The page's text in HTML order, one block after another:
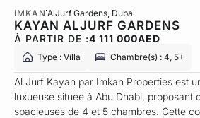
IMKAN AlJurf Gardens , Dubai
KAYAN ALJURF GARDENS
À PARTIR DE :4 111 000AED
Type : Villa Chambre(s) : 4, 5+
Al Jurf Kayan par Imkan Properties est
luxueuse située à Abu Dhabi, proposant
spacieuses de 4 et 5 chambres. Cette